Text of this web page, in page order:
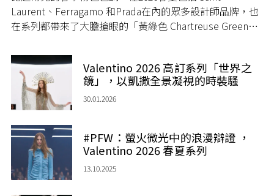
Laurent、Ferragamo 和Prada在內的眾多設計師品牌，也
在系列都帶來了大膽搶眼的「黃綠色 Chartreuse Green」
Valentino 2026 高訂系列「世界之
鏡」，以凱撒全景凝視的時裝騷
30.01.2026
#PFW：螢火微光中的浪漫辯證 ，
Valentino 2026 春夏系列
13.10.2025